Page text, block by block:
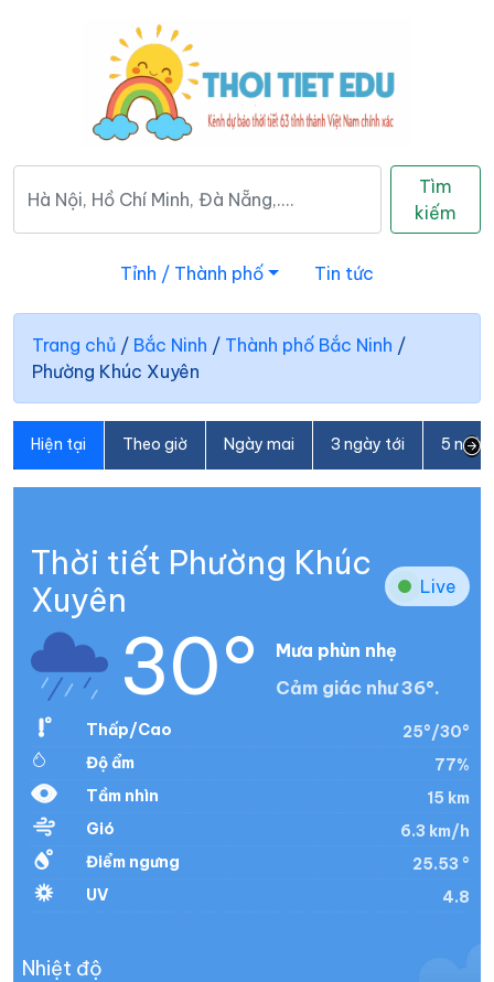
Tìm
kiếm
Tỉnh / Thành phố Tin tức
Trang chủ / Bắc Ninh / Thành phố Bắc Ninh /
Phường Khúc Xuyên
Hiện tại Theo giờ Ngày mai 3 ngày tới 5
Thời tiết Phường Khúc
Xuyên
Live
30°
Mưa phùn nhẹ
Cảm giác như 36°.
Thấp/Cao
25°/30°
Độ ẩm
77%
Tầm nhìn
15 km
Gió
6.3 km/h
Điểm ngưng
25.53 °
UV
4.8
Nhiệt độ